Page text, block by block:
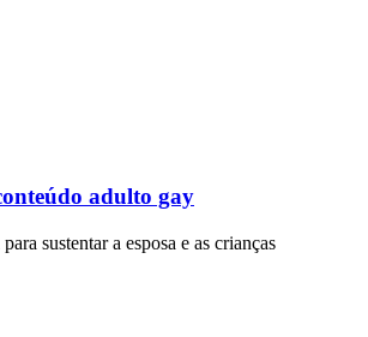
adulto gay
sustentar a esposa e as crianças